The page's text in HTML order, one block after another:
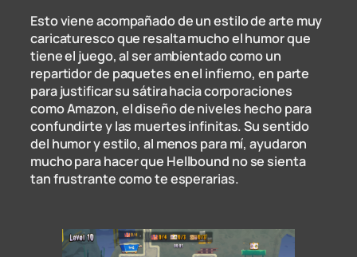
Esto viene acompañado de un estilo de arte muy
caricaturesco que resalta mucho el humor que
tiene el juego, al ser ambientado como un
repartidor de paquetes en el infierno, en parte
para justificar su sátira hacia corporaciones
como Amazon, el diseño de niveles hecho para
confundirte y las muertes infinitas. Su sentido
del humor y estilo, al menos para mí, ayudaron
mucho para hacer que Hellbound no se sienta
tan frustrante como te esperarias.